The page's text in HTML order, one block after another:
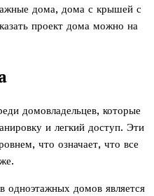
дома, дома с крышей с
проект дома можно на
домовладельцев, которые
и легкий доступ. Эти
что означает, что все
домов является